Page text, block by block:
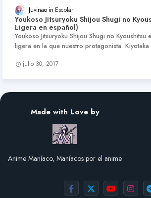
Juvinao Escolar
Youkoso Jitsuryoku Shijou Shugi no
Ligera en español)
Youkoso Jitsuryoku Shijou Shugi no Kyoushitsu
ligera en la que nuestro protagonista
julio 30, 2017
Made with Love by
Anime Maníaco, Maníacos por el anime